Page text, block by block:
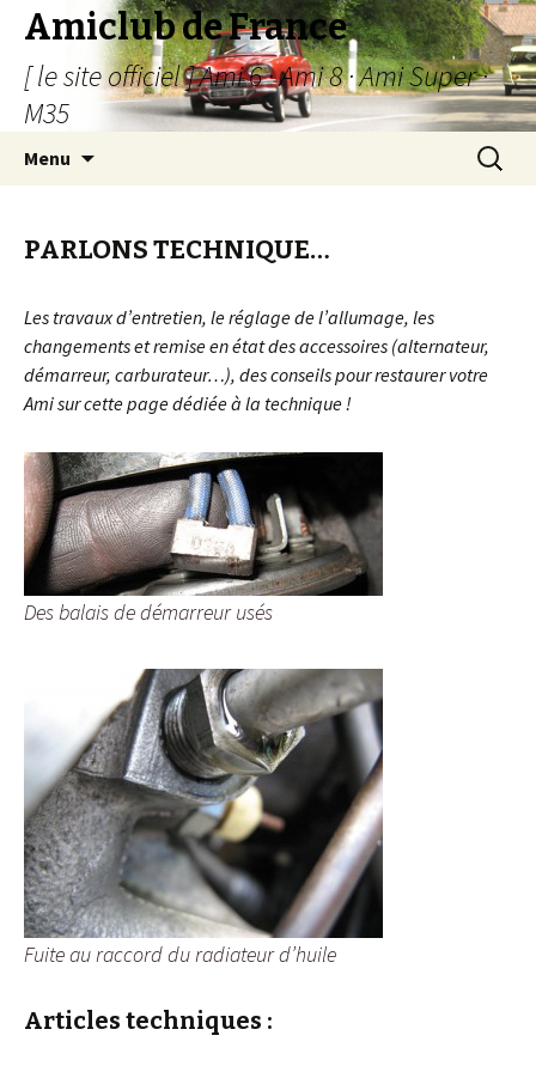
Amiclub de France
[ le site officiel ] Ami 6 · Ami 8 · Ami Super ·
M35
Menu
PARLONS TECHNIQUE…
Les travaux d’entretien, le réglage de l’allumage, les
changements et remise en état des accessoires (alternateur,
démarreur, carburateur…), des conseils pour restaurer votre
Ami sur cette page dédiée à la technique !
Des balais de démarreur usés
Fuite au raccord du radiateur d’huile
Articles techniques :